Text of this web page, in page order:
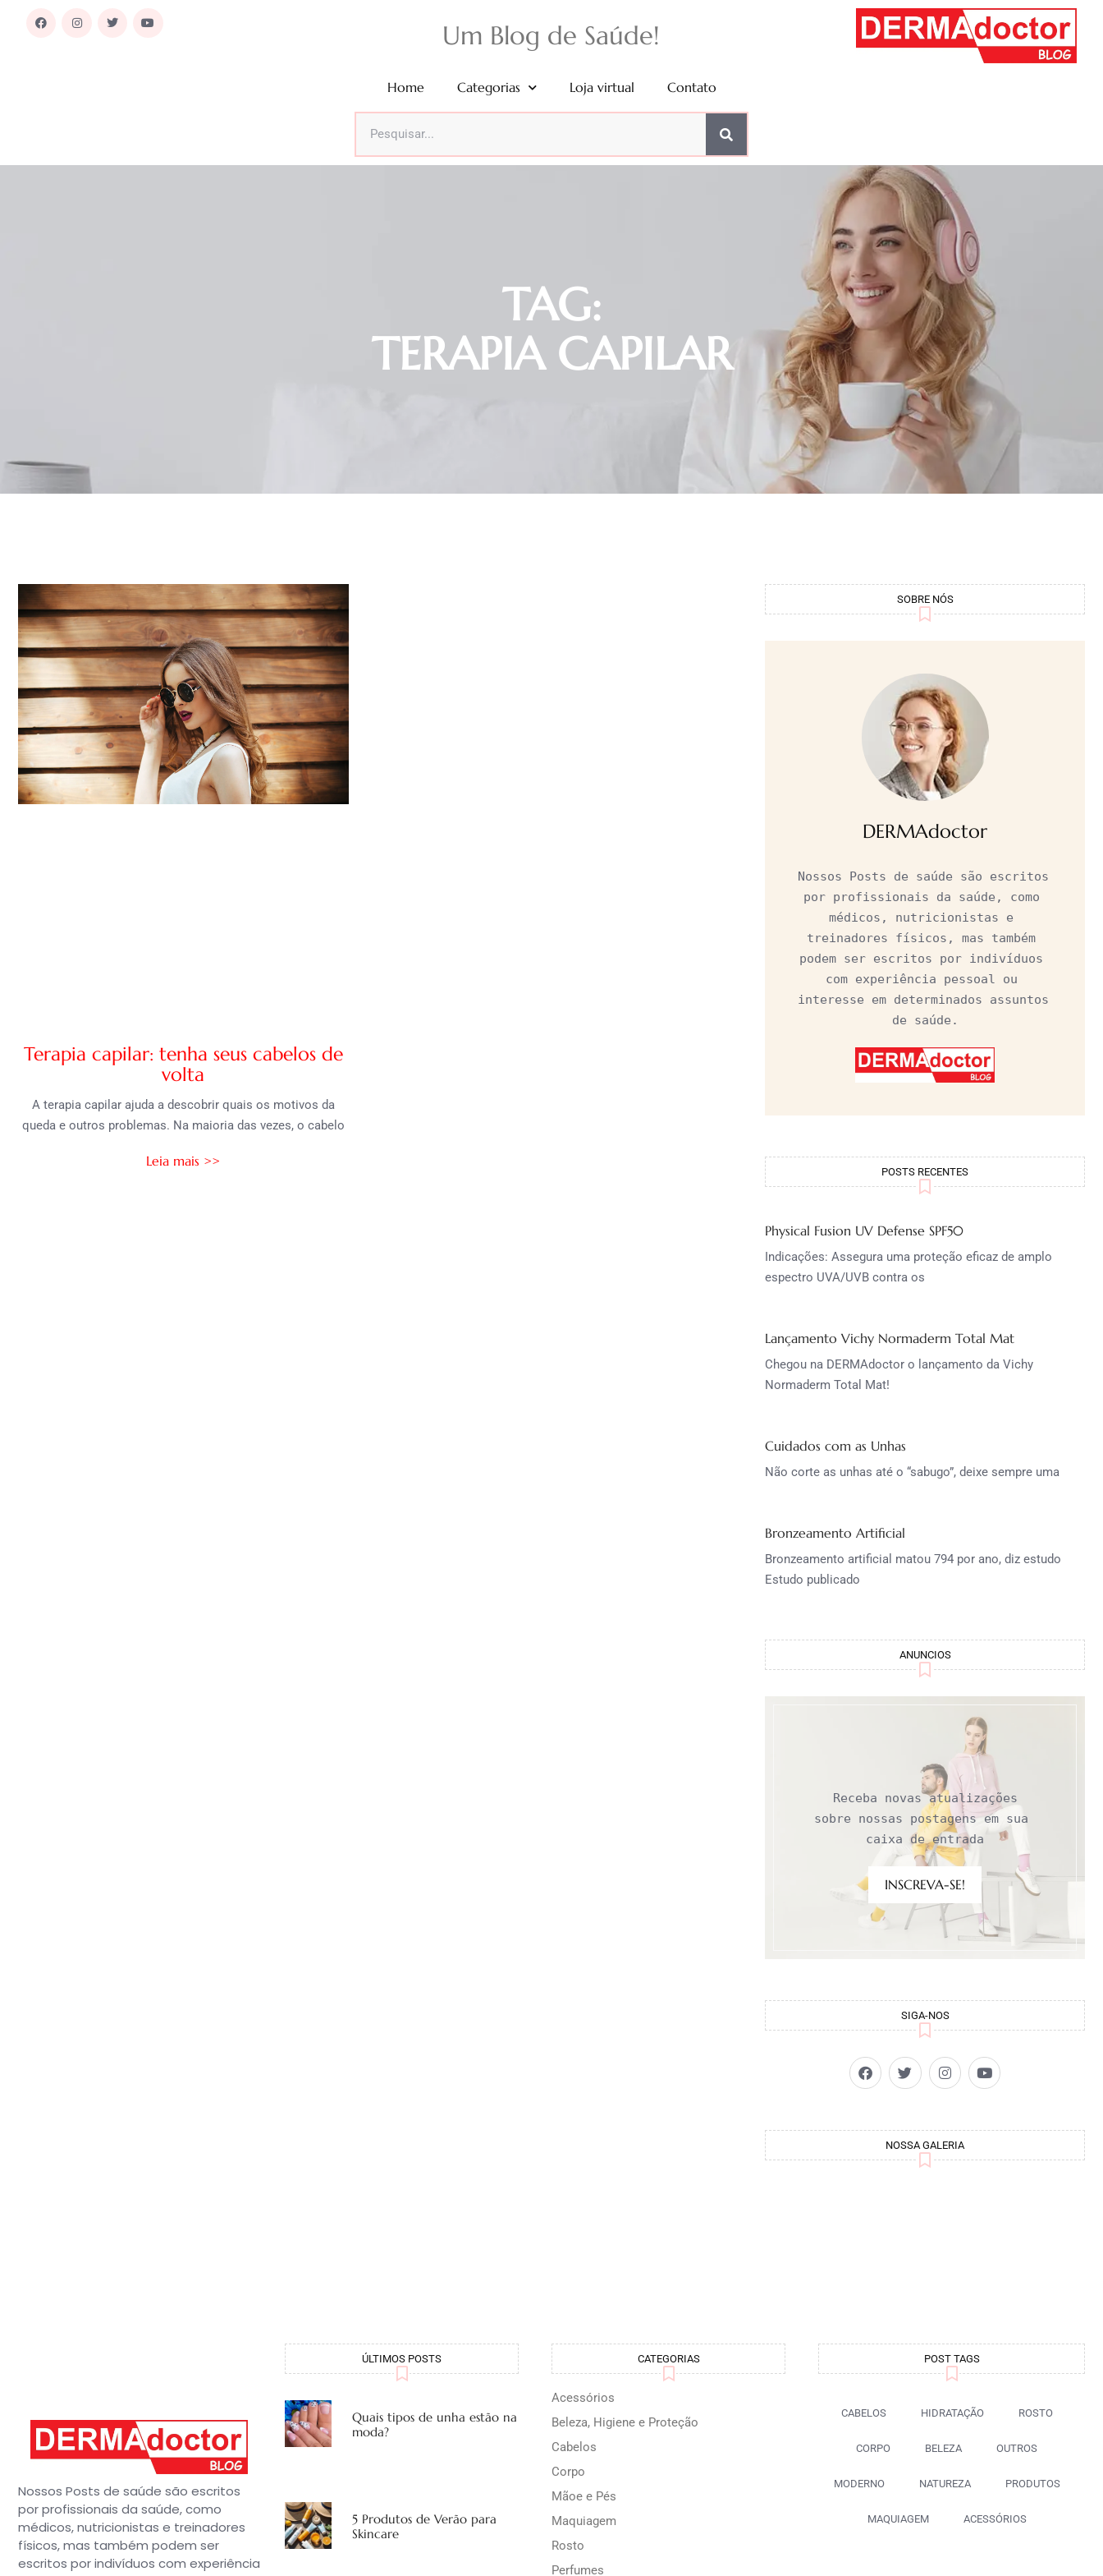
Um Blog de Saúde!
Home Categorias Loja virtual Contato
TAG:
TERAPIA CAPILAR
Terapia capilar: tenha seus cabelos de
volta
A terapia capilar ajuda a descobrir quais os motivos da
queda e outros problemas. Na maioria das vezes, o cabelo
Leia mais >>
SOBRE NÓS
DERMAdoctor
Nossos Posts de saúde são escritos
por profissionais da saúde, como
médicos, nutricionistas e
treinadores físicos, mas também
podem ser escritos por indivíduos
com experiência pessoal ou
interesse em determinados assuntos
de saúde.
POSTS RECENTES
Physical Fusion UV Defense SPF50
Indicações: Assegura uma proteção eficaz de amplo
espectro UVA/UVB contra os
Lançamento Vichy Normaderm Total Mat
Chegou na DERMAdoctor o lançamento da Vichy
Normaderm Total Mat!
Cuidados com as Unhas
Não corte as unhas até o “sabugo”, deixe sempre uma
Bronzeamento Artificial
Bronzeamento artificial matou 794 por ano, diz estudo
Estudo publicado
ANUNCIOS
Receba novas atualizações
sobre nossas postagens em sua
caixa de entrada
INSCREVA-SE!
SIGA-NOS
NOSSA GALERIA
Nossos Posts de saúde são escritos
por profissionais da saúde, como
médicos, nutricionistas e treinadores
físicos, mas também podem ser
escritos por indivíduos com experiência
ÚLTIMOS POSTS
Quais tipos de unha estão na
moda?
5 Produtos de Verão para
Skincare
CATEGORIAS
Acessórios
Beleza, Higiene e Proteção
Cabelos
Corpo
Mãoe e Pés
Maquiagem
Rosto
Perfumes
POST TAGS
CABELOS HIDRATAÇÃO ROSTO
CORPO BELEZA OUTROS
MODERNO NATUREZA PRODUTOS
MAQUIAGEM ACESSÓRIOS